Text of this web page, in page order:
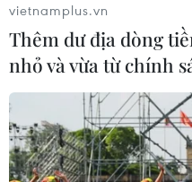
09/08/2026 14:38
công bố điểm chuẩn
09/08/2026 09:43
vietnamplus.vn
Thêm dư địa dòng
nhỏ và vừa từ chính